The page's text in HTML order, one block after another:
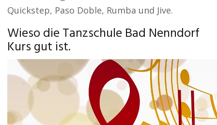
Quickstep, Paso Doble, Rumba und Jive.
Wieso die Tanzschule Bad Nenndorf
Kurs gut ist.